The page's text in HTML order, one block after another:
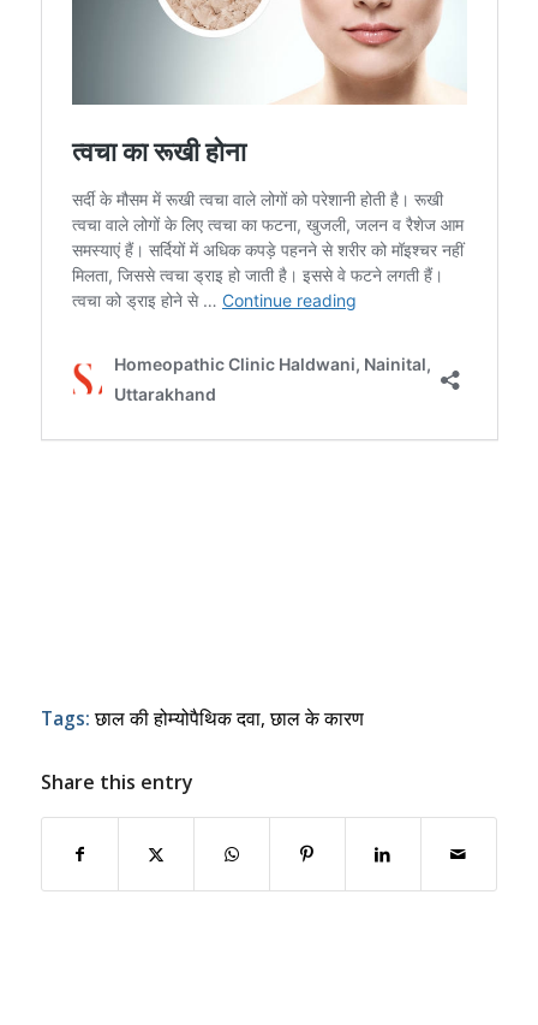
Tags: छाल की होम्योपैथिक दवा,छाल के कारण
Share this entry